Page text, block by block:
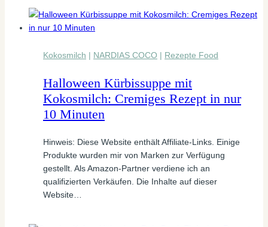
Kokosmilch | NARDIAS COCO | Rezepte Food
Halloween Kürbissuppe mit
Kokosmilch: Cremiges Rezept in nur
10 Minuten
Hinweis: Diese Website enthält Affiliate-Links. Einige
Produkte wurden mir von Marken zur Verfügung
gestellt. Als Amazon-Partner verdiene ich an
qualifizierten Verkäufen. Die Inhalte auf dieser
Website…